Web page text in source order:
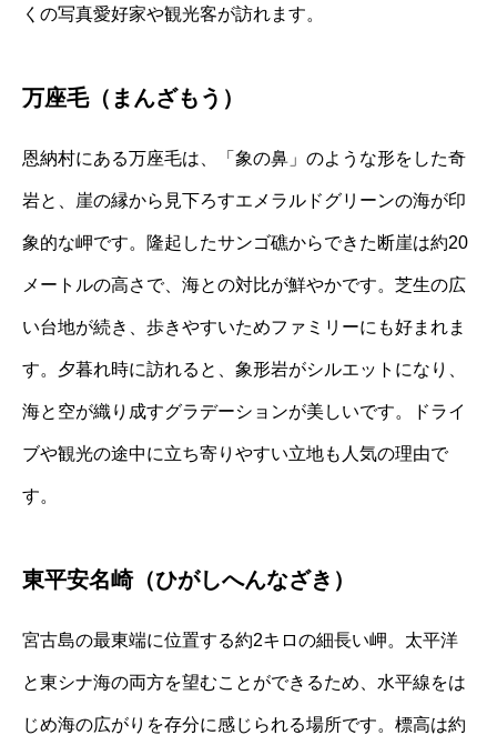
くの写真愛好家や観光客が訪れます。
万座毛（まんざもう）
恩納村にある万座毛は、「象の鼻」のような形をした奇
岩と、崖の縁から見下ろすエメラルドグリーンの海が印
象的な岬です。隆起したサンゴ礁からできた断崖は約20
メートルの高さで、海との対比が鮮やかです。芝生の広
い台地が続き、歩きやすいためファミリーにも好まれま
す。夕暮れ時に訪れると、象形岩がシルエットになり、
海と空が織り成すグラデーションが美しいです。ドライ
ブや観光の途中に立ち寄りやすい立地も人気の理由で
す。
東平安名崎（ひがしへんなざき）
宮古島の最東端に位置する約2キロの細長い岬。太平洋
と東シナ海の両方を望むことができるため、水平線をは
じめ海の広がりを存分に感じられる場所です。標高は約